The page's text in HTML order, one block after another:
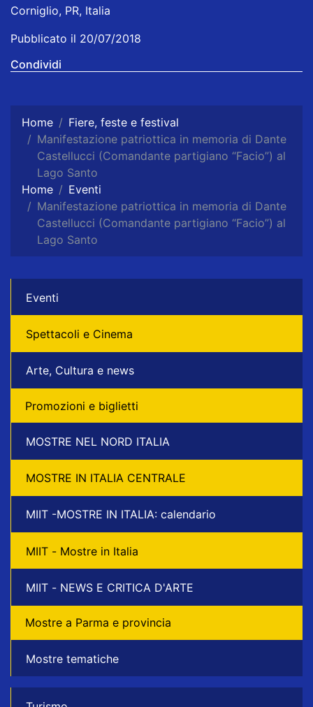
Corniglio, PR, Italia
Pubblicato il 20/07/2018
Condividi
Home
Fiere, feste e festival
Manifestazione patriottica in memoria di Dante
Castellucci (Comandante partigiano “Facio”) al
Lago Santo
Home
Eventi
Manifestazione patriottica in memoria di Dante
Castellucci (Comandante partigiano “Facio”) al
Lago Santo
Eventi
Spettacoli e Cinema
Arte, Cultura e news
Promozioni e biglietti
MOSTRE NEL NORD ITALIA
MOSTRE IN ITALIA CENTRALE
MIIT -MOSTRE IN ITALIA: calendario
MIIT - Mostre in Italia
MIIT - NEWS E CRITICA D'ARTE
Mostre a Parma e provincia
Mostre tematiche